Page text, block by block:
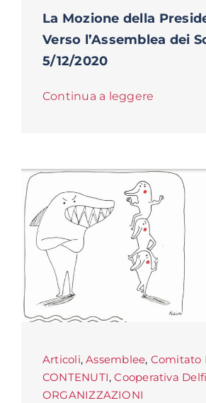
La Mozione della
Verso l’Assemblea dei
5/12/2020
Continua a leggere
Articoli,Assemblee, Comitato
CONTENUTI,Cooperativa
ORGANIZZAZIONI